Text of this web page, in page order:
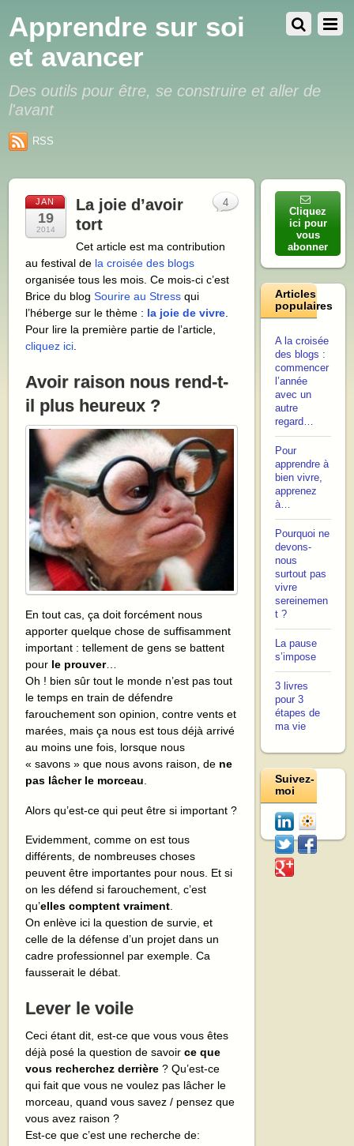
Apprendre sur soi
et avancer
Des outils pour être, se construire et aller de
l'avant
RSS
JAN
19
2014
La joie d’avoir
tort
Cet article est ma contribution
au festival de la croisée des blogs
organisée tous les mois. Ce mois-ci c’est
Brice du blogSourire au Stress qui
l’héberge sur le thème : la joie de vivre.
Pour lire la première partie de l’article,
cliquez ici.
Avoir raison nous rend-t-
il plus heureux ?
En tout cas, ça doit forcément nous
apporter quelque chose de suffisamment
important : tellement de gens se battent
pour le prouver…
Oh ! bien sûr tout le monde n’est pas tout
le temps en train de défendre
farouchement son opinion, contre vents et
marées, mais ça nous est tous déjà arrivé
au moins une fois, lorsque nous
« savons » que nous avons raison, de ne
pas lâcher le morceau
Alors qu’est-ce qui peut être si important ?
Evidemment, comme on est tous
différents, de nombreuses choses
peuvent être importantes pour nous. Et si
on les défend si farouchement, c’est
qu’elles comptent vraiment.
On enlève ici la question de survie, et
celle de la défense d’un projet dans un
cadre professionnel par exemple. Ca
fausserait le débat.
Lever le voile
Ceci étant dit, est-ce que vous vous êtes
déjà posé la question de savoirce que
vous recherchez derrière ? Qu’est-ce
qui fait que vous ne voulez pas lâcher le
morceau, quand vous savez / pensez que
vous avez raison ?
Est-ce que c’est une recherche de:
4
Cliquez
ici pour
vous
abonner
Articles
populaires
A la croisée
des blogs :
commencer
l’année
avec un
autre
regard…
Pour
apprendre à
bien vivre,
apprenez
à…
Pourquoi ne
devons-
nous
surtout pas
vivre
sereinemen
t ?
La pause
s’impose
3 livres
pour 3
étapes de
ma vie
Suivez-
moi